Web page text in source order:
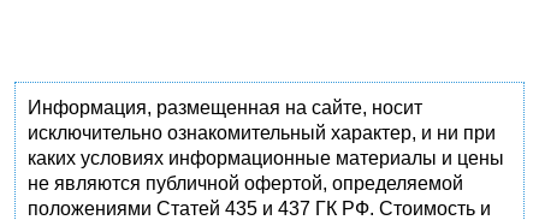
Информация, размещенная на сайте, носит
исключительно ознакомительный характер, и ни при
каких условиях информационные материалы и цены
не являются публичной офертой, определяемой
положениями Статей 435 и 437 ГК РФ. Стоимость и